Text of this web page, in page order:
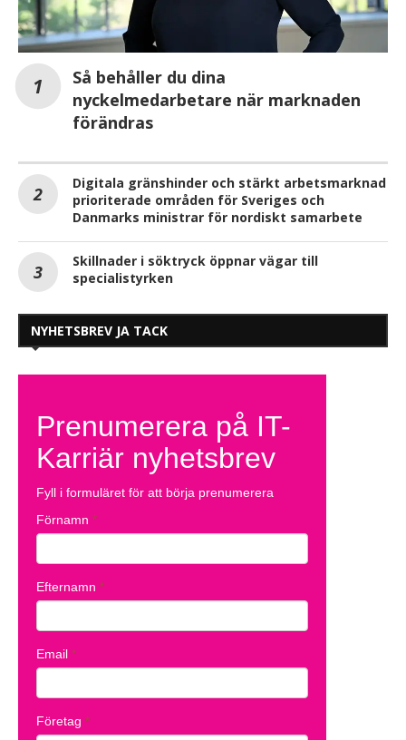
Så behåller du dina
nyckelmedarbetare när marknaden
förändras
Digitala gränshinder och stärkt arbetsmarknad
prioriterade områden för Sveriges och
Danmarks ministrar för nordiskt samarbete
Skillnader i söktryck öppnar vägar till
specialistyrken
NYHETSBREV JA TACK